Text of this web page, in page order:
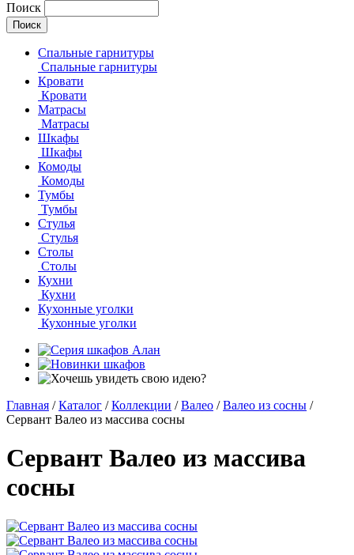
Поиск
Спальные гарнитуры
Спальные гарнитуры
Кровати
Кровати
Матрасы
Матрасы
Шкафы
Шкафы
Комоды
Комоды
Тумбы
Тумбы
Стулья
Стулья
Столы
Столы
Кухни
Кухни
Кухонные уголки
Кухонные уголки
Главная / Каталог / Коллекции / Валео / Валео из сосны /
Сервант Валео из массива сосны
Сервант Валео из массива
сосны